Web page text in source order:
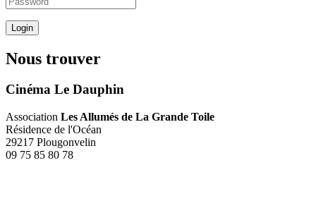
Nous trouver
Cinéma Le Dauphin
Association Les Allumés de La Grande Toile‎
Résidence de l'Océan
29217 Plougonvelin
09 75 85 80 78